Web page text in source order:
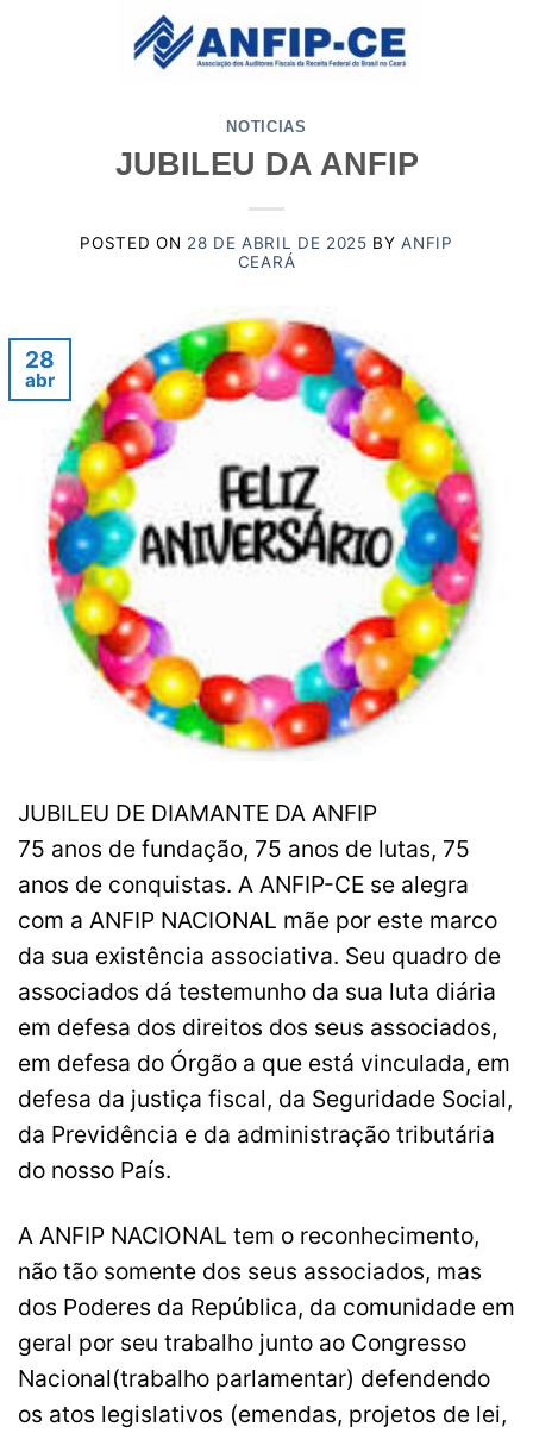
NOTICIAS
JUBILEU DA ANFIP
POSTED ON 28 DE ABRIL DE 2025 BYANFIP
CEARÁ
28
abr
JUBILEU DE DIAMANTE DA ANFIP
75 anos de fundação, 75 anos de lutas, 75
anos de conquistas. A ANFIP-CE se alegra
com a ANFIP NACIONAL mãe por este marco
da sua existência associativa. Seu quadro de
associados dá testemunho da sua luta diária
em defesa dos direitos dos seus associados,
em defesa do Órgão a que está vinculada, em
defesa da justiça fiscal, da Seguridade Social,
da Previdência e da administração tributária
do nosso País.
A ANFIP NACIONAL tem o reconhecimento,
não tão somente dos seus associados, mas
dos Poderes da República, da comunidade em
geral por seu trabalho junto ao Congresso
Nacional(trabalho parlamentar) defendendo
os atos legislativos (emendas, projetos de lei,